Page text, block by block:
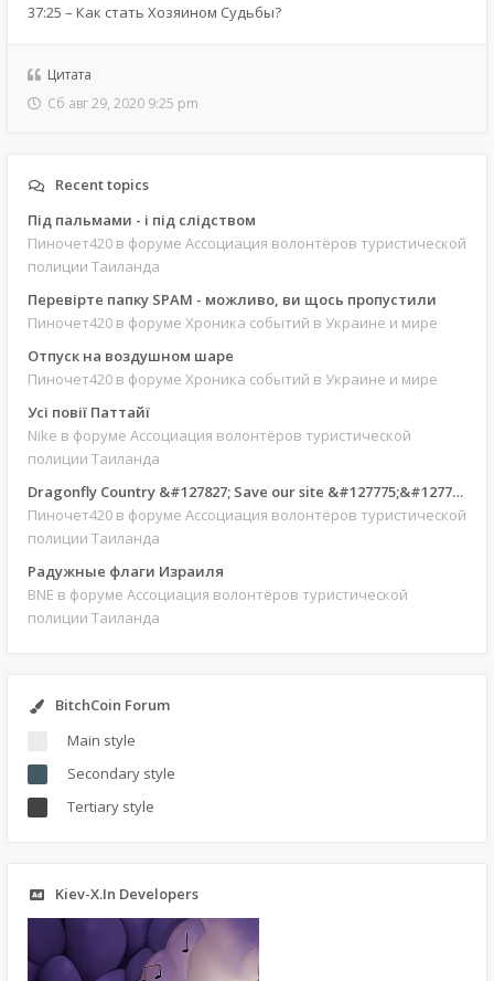
37:25 – Как стать Хозяином Судьбы?
Цитата
Сб авг 29, 2020 9:25 pm
Recent topics
Під пальмами - і під слідством
Пиночет420 в форуме Ассоциация волонтёров туристической
полиции Таиланда
Перевірте папку SPAM - можливо, ви щось пропустили
Пиночет420 в форуме Хроника событий в Украине и мире
Отпуск на воздушном шаре
Пиночет420 в форуме Хроника событий в Украине и мире
Усі повії Паттайї
Nike в форуме Ассоциация волонтёров туристической
полиции Таиланда
Dragonfly Country &#127827; Save our site &#127775;&#127769;
Пиночет420 в форуме Ассоциация волонтёров туристической
полиции Таиланда
Радужные флаги Израиля
BNE в форуме Ассоциация волонтёров туристической
полиции Таиланда
BitchCoin Forum
Main style
Secondary style
Tertiary style
Kiev-X.In Developers